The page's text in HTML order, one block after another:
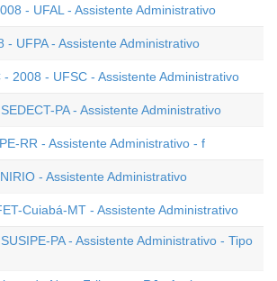
- UFAL - Assistente Administrativo
- UFPA - Assistente Administrativo
- 2008 - UFSC - Assistente Administrativo
PA - Assistente Administrativo
RR - Assistente Administrativo - f
- Assistente Administrativo
Cuiabá-MT - Assistente Administrativo
PA - Assistente Administrativo - Tipo